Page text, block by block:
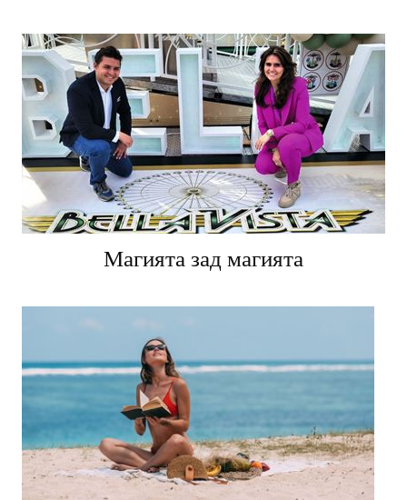
Магията зад магията